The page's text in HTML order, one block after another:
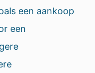
een aankoop
een